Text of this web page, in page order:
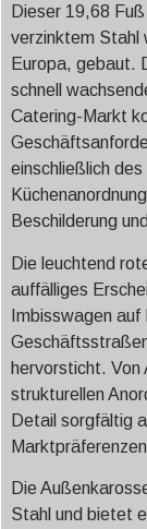
Dieser 19,68
verzinktem Stahl
Europa, gebaut.
schnell
Catering-Markt
einschließlich
Beschilderung
Die leuchtend
auffälliges
Imbisswagen
hervorsticht. Von
strukturellen
Detail sorgfältig
Die
Stahl und bietet